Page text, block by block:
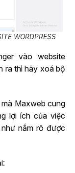
WORDPRESS
vào website
ra thì hãy xoá bộ
Maxweb cung
lợi ích của việc
nắm rõ được